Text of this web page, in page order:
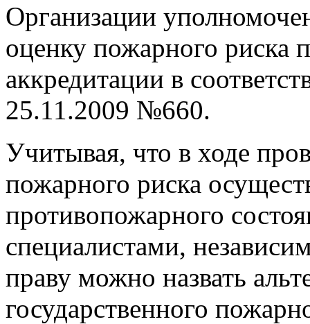
Организации
оценку пожарного риска
аккредитации в
25.11.2009 №660.
Учитывая, что в ходе
пожарного риска
противопожарного
специалистами,
праву можно назвать
государственного